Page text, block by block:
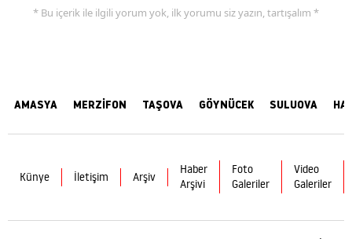
* Bu içerik ile ilgili yorum yok, ilk yorumu siz yazın, tartışalım *
AMASYA MERZİFON TAŞOVA GÖYNÜCEK SULUOVA
Künye İletişim Arşiv
Haber
Arşivi
Foto
Galeriler
Video
Galeriler